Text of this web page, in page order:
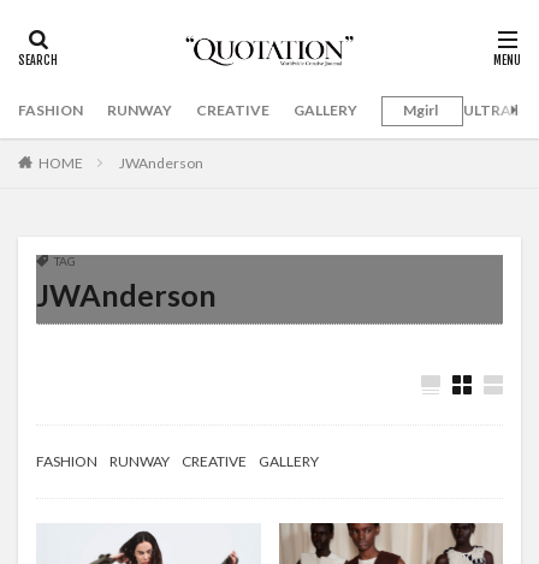
FASHION RUNWAY CREATIVE GALLERY Mgirl
HOME JWAnderson
TAG
JWAnderson
FASHION RUNWAY CREATIVE GALLERY